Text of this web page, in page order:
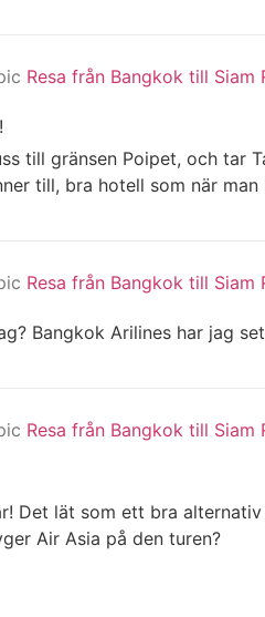
Resa från Bangkok till Siam
till gränsen Poipet, och tar
till, bra hotell som när
Resa från Bangkok till Siam
Bangkok Arilines har jag
Resa från Bangkok till Siam
Det lät som ett bra
Air Asia på den turen?